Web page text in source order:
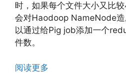
时，如果每个文件大小又比
会对Haodoop NameNode
以通过给Pig job添加一个
件数。
阅读更多